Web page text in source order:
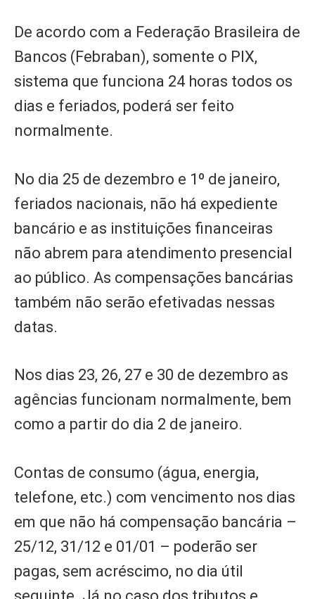
De acordo com a Federação Brasileira de
Bancos (Febraban), somente o PIX,
sistema que funciona 24 horas todos os
dias e feriados, poderá ser feito
normalmente.
No dia 25 de dezembro e 1º de janeiro,
feriados nacionais, não há expediente
bancário e as instituições financeiras
não abrem para atendimento presencial
ao público. As compensações bancárias
também não serão efetivadas nessas
datas.
Nos dias 23, 26, 27 e 30 de dezembro as
agências funcionam normalmente, bem
como a partir do dia 2 de janeiro.
Contas de consumo (água, energia,
telefone, etc.) com vencimento nos dias
em que não há compensação bancária –
25/12, 31/12 e 01/01 – poderão ser
pagas, sem acréscimo, no dia útil